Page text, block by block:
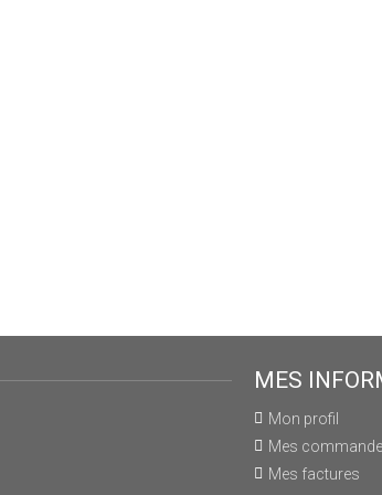
MES
Mon profil
Mes
Mes factures